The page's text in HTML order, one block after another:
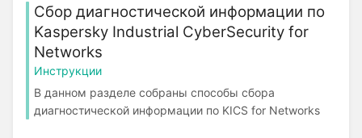
Сбор диагностической информации по
Kaspersky Industrial CyberSecurity for
Networks
Инструкции
В данном разделе собраны способы сбора
диагностической информации по KICS for Networks